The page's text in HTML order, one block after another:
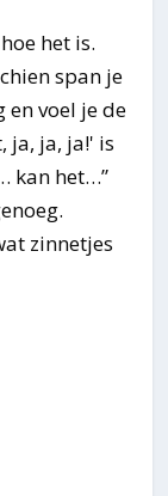
hoe het is.
span je
en voel je de
ja, ja, ja!' is
kan het…”
zinnetjes